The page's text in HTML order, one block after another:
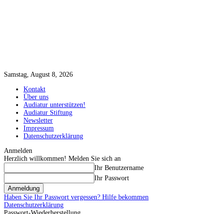
Samstag, August 8, 2026
Kontakt
Über uns
Audiatur unterstützen!
Audiatur Stiftung
Newsletter
Impressum
Datenschutzerklärung
Anmelden
Herzlich willkommen! Melden Sie sich an
Ihr Benutzername
Ihr Passwort
Haben Sie Ihr Passwort vergessen? Hilfe bekommen
Datenschutzerklärung